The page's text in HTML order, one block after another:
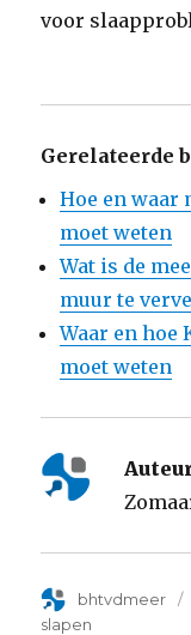
voor
Gerelateerde
Hoe en waar
moet weten
Wat is de
muur te
Waar en hoe
moet weten
Author
bhtvdmeer
slapen